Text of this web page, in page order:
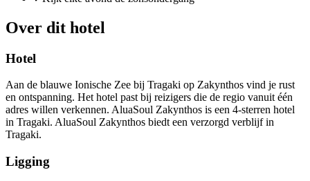
Over dit hotel
Hotel
Aan de blauwe Ionische Zee bij Tragaki op Zakynthos vind je rust
en ontspanning. Het hotel past bij reizigers die de regio vanuit één
adres willen verkennen. AluaSoul Zakynthos is een 4-sterren hotel
in Tragaki. AluaSoul Zakynthos biedt een verzorgd verblijf in
Tragaki.
Ligging